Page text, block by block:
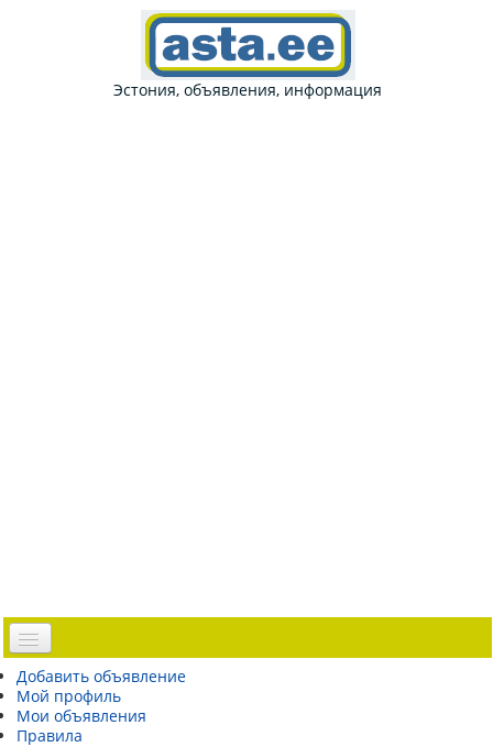
Эстония, объявления, информация
Доска объявлений
Погода Эстонии
Открытки
Добавить объявление
Мой профиль
Мои объявления
Правила